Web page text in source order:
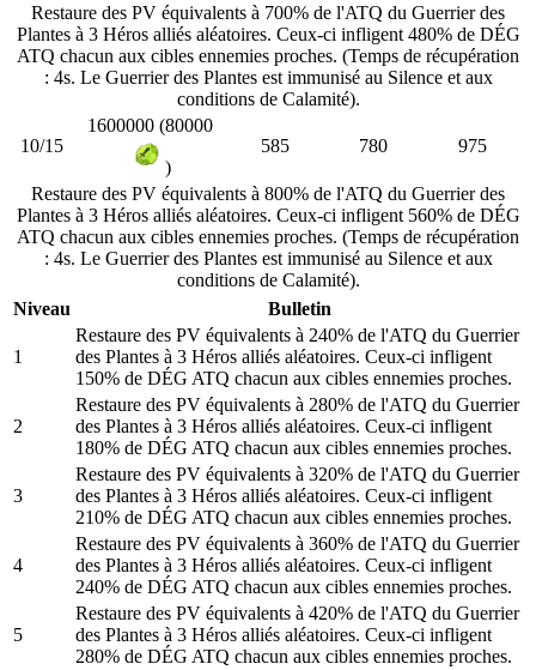
Restaure des PV équivalents à 700% de l'ATQ du Guerrier des
Plantes à 3 Héros alliés aléatoires. Ceux-ci infligent 480% de DÉG
ATQ chacun aux cibles ennemies proches. (Temps de récupération
: 4s. Le Guerrier des Plantes est immunisé au Silence et aux
conditions de Calamité).
10/15
1600000 (80000
)
585 780 975
Restaure des PV équivalents à 800% de l'ATQ du Guerrier des
Plantes à 3 Héros alliés aléatoires. Ceux-ci infligent 560% de DÉG
ATQ chacun aux cibles ennemies proches. (Temps de récupération
: 4s. Le Guerrier des Plantes est immunisé au Silence et aux
conditions de Calamité).
Niveau
Bulletin
1
Restaure des PV équivalents à 240% de l'ATQ du Guerrier
des Plantes à 3 Héros alliés aléatoires. Ceux-ci infligent
150% de DÉG ATQ chacun aux cibles ennemies proches.
2
Restaure des PV équivalents à 280% de l'ATQ du Guerrier
des Plantes à 3 Héros alliés aléatoires. Ceux-ci infligent
180% de DÉG ATQ chacun aux cibles ennemies proches.
3
Restaure des PV équivalents à 320% de l'ATQ du Guerrier
des Plantes à 3 Héros alliés aléatoires. Ceux-ci infligent
210% de DÉG ATQ chacun aux cibles ennemies proches.
4
Restaure des PV équivalents à 360% de l'ATQ du Guerrier
des Plantes à 3 Héros alliés aléatoires. Ceux-ci infligent
240% de DÉG ATQ chacun aux cibles ennemies proches.
5
Restaure des PV équivalents à 420% de l'ATQ du Guerrier
des Plantes à 3 Héros alliés aléatoires. Ceux-ci infligent
280% de DÉG ATQ chacun aux cibles ennemies proches.